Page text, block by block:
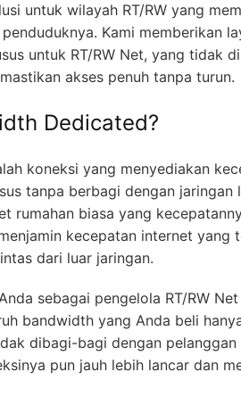
untuk wilayah RT/RW yang
Kami memberikan
untuk RT/RW Net, yang tidak
akses penuh tanpa turun.
Dedicated?
koneksi yang menyediakan
tanpa berbagi dengan jaringan
rumahan biasa yang
kecepatan internet yang
dari luar jaringan.
sebagai pengelola RT/RW
bandwidth yang Anda beli
dibagi-bagi dengan pelanggan
pun jauh lebih lancar dan